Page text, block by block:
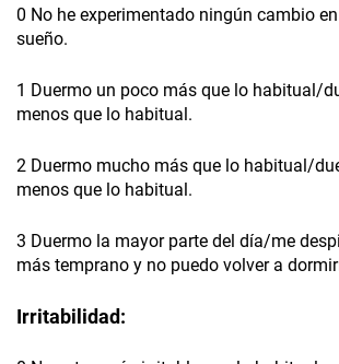
0 No he experimentado ningún cambio
sueño.
1 Duermo un poco más que lo habitual/
menos que lo habitual.
2 Duermo mucho más que lo habitual/
menos que lo habitual.
3 Duermo la mayor parte del día/me
más temprano y no puedo volver a
Irritabilidad: